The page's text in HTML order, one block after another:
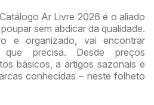
Ar Livre 2026 é o aliado
sem abdicar da qualidade.
e organizado, vai encontrar
precisa. Desde preços
básicos, a artigos sazonais e
conhecidas – neste folheto